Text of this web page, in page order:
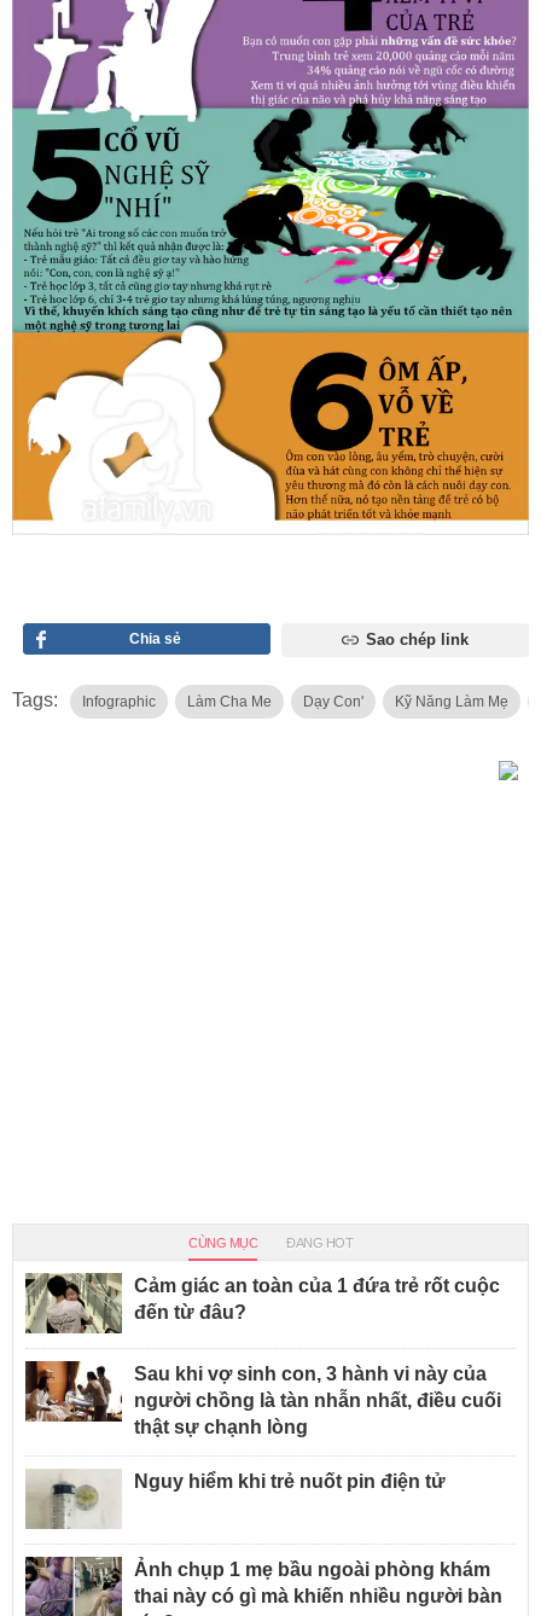
Chia sẻ Sao chép link
Tags: Infographic Làm Cha Me Dạy Con' Kỹ Năng Làm Mẹ
CÙNG MỤC ĐANG HOT
Cảm giác an toàn của 1 đứa trẻ rốt cuộc
đến từ đâu?
Sau khi vợ sinh con, 3 hành vi này của
người chồng là tàn nhẫn nhất, điều cuối
thật sự chạnh lòng
Nguy hiểm khi trẻ nuốt pin điện tử
Ảnh chụp 1 mẹ bầu ngoài phòng khám
thai này có gì mà khiến nhiều người bàn